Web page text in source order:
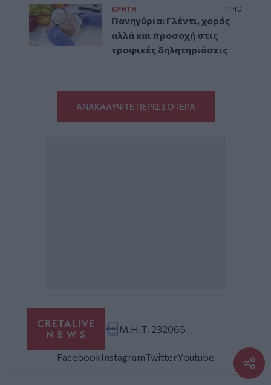
ΚΡΗΤΗ 11:40
Πανηγύρια: Γλέντι, χορός
αλλά και προσοχή στις
τροφικές δηλητηριάσεις
ΑΝΑΚΑΛΥΨΤΕ ΠΕΡΙΣΣΟΤΕΡΑ
Μ.Η.Τ. 232065
FacebookInstagramTwitterYoutube